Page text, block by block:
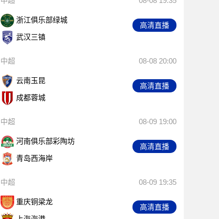
浙江俱乐部绿城
武汉三镇
高清直播
中超 08-08 20:00
云南玉昆
成都蓉城
高清直播
中超 08-09 19:00
河南俱乐部彩陶坊
青岛西海岸
高清直播
中超 08-09 19:35
重庆铜梁龙
高清直播